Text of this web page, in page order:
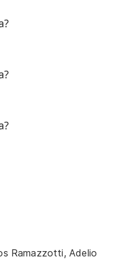
Ramazzotti, Adelio